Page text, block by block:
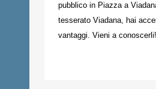
pubblico in Piazza a
tesserato Viadana, hai
vantaggi. Vieni a